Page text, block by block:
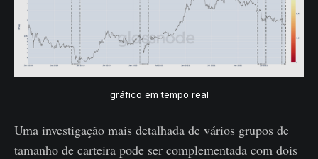
gráfico em tempo real
Uma investigação mais detalhada de vários grupos de
tamanho de carteira pode ser complementada com dois